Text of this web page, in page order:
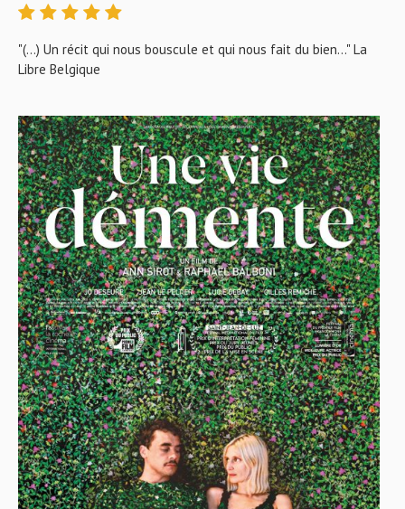
"(...) Un récit qui nous bouscule et qui nous fait du bien..." La
Libre Belgique